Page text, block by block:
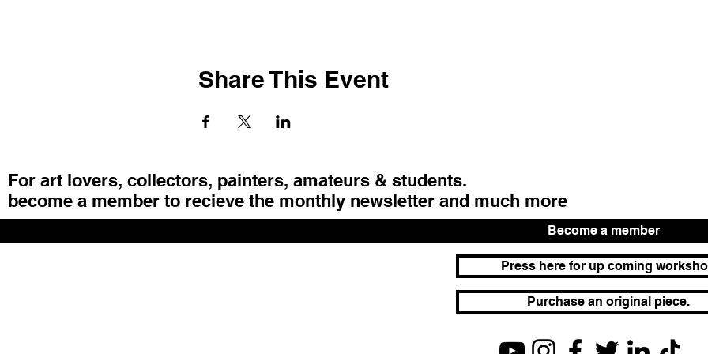
Share This Event
For art lovers, collectors, painters, amateurs & students.
become a member to recieve the monthly newsletter and much more
Become a member
Press here for up coming
Purchase an original piece.